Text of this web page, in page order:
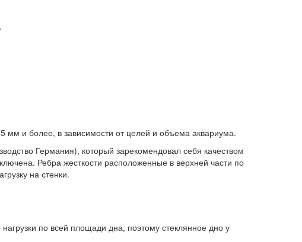
мм и более, в зависимости от целей и объема аквариума.
Германия), который зарекомендовал себя качеством
Ребра жесткости расположенные в верхней части по
на стенки.
по всей площади дна, поэтому стеклянное дно у